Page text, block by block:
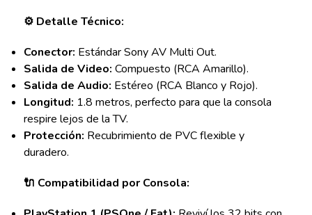
⚙️ Detalle Técnico:
Conector: Estándar Sony AV Multi Out.
Salida de Video: Compuesto (RCA Amarillo).
Salida de Audio: Estéreo (RCA Blanco y Rojo).
Longitud: 1.8 metros, perfecto para que la consola
respire lejos de la TV.
Protección: Recubrimiento de PVC flexible y
duradero.
🔌 Compatibilidad por Consola: